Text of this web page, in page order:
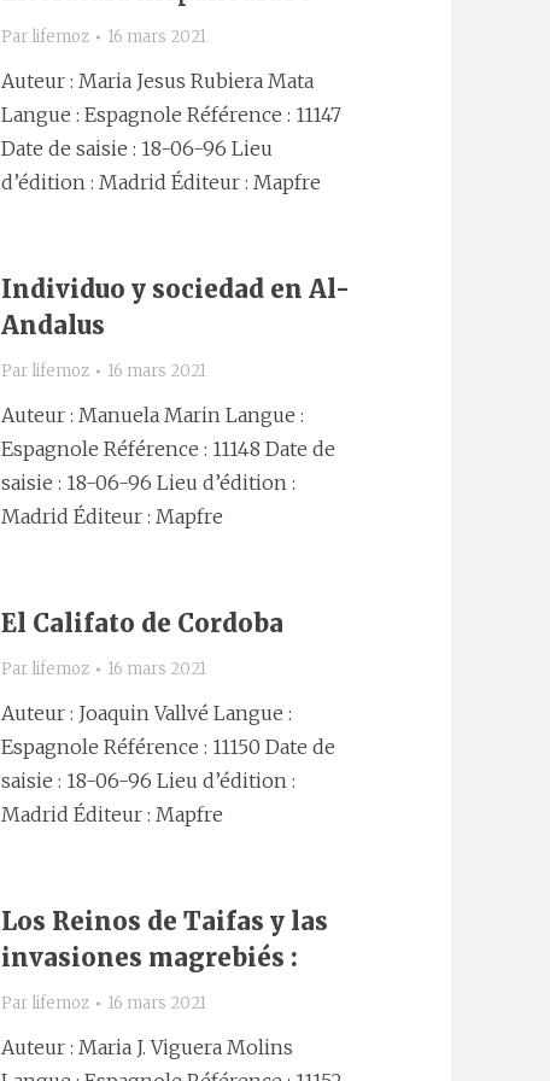
Par lifemoz 16 mars 2021
Auteur : Maria Jesus Rubiera Mata
Langue : Espagnole Référence : 11147
Date de saisie : 18-06-96 Lieu
d’édition : Madrid Éditeur : Mapfre
Individuo y sociedad en Al-
Andalus
Par lifemoz 16 mars 2021
Auteur : Manuela Marin Langue :
Espagnole Référence : 11148 Date de
saisie : 18-06-96 Lieu d’édition :
Madrid Éditeur : Mapfre
El Califato de Cordoba
Par lifemoz 16 mars 2021
Auteur : Joaquin Vallvé Langue :
Espagnole Référence : 11150 Date de
saisie : 18-06-96 Lieu d’édition :
Madrid Éditeur : Mapfre
Los Reinos de Taifas y las
invasiones magrebiés :
Par lifemoz 16 mars 2021
Auteur : Maria J. Viguera Molins